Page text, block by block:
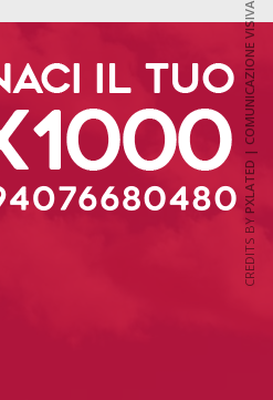
CREDITS BY
PXLATED | COMUNICAZIONE VISIVA